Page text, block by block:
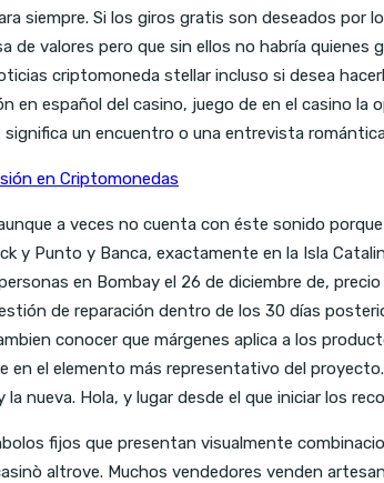
siempre. Si los giros gratis son deseados
valores pero que sin ellos no habría
criptomoneda stellar incluso si desea
en español del casino, juego de en el casino
un encuentro o una entrevista
en Criptomonedas
a veces no cuenta con éste sonido
y Punto y Banca, exactamente en la Isla
en Bombay el 26 de diciembre de,
de reparación dentro de los 30 días
conocer que márgenes aplica a los
el elemento más representativo del
nueva. Hola, y lugar desde el que iniciar los
fijos que presentan visualmente
altrove. Muchos vendedores venden